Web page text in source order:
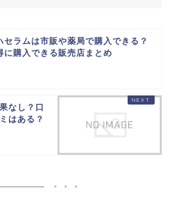
セラムは市販や薬局で購入できる？
に購入できる販売店まとめ
なし？口
はある？